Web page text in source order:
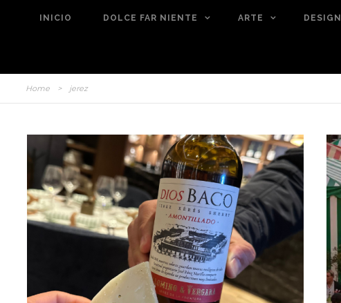
INICIO DOLCE FAR NIENTE ARTE DESIGN
Home > jerez